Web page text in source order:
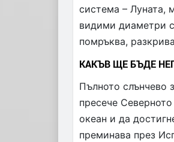
система – Луната,
видими диаметри
помръква,
КАКЪВ ЩЕ БЪДЕ
Пълното слънчево
пресече
океан и да
преминава през